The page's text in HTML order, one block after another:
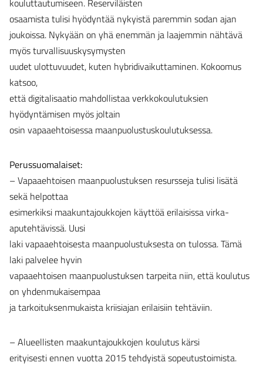
kouluttautumiseen. Reserviläisten
osaamista tulisi hyödyntää nykyistä paremmin sodan ajan
joukoissa. Nykyään on yhä enemmän ja laajemmin nähtävä
myös turvallisuuskysymysten
uudet ulottuvuudet, kuten hybridivaikuttaminen. Kokoomus
katsoo,
että digitalisaatio mahdollistaa verkkokoulutuksien
hyödyntämisen myös joltain
osin vapaaehtoisessa maanpuolustuskoulutuksessa.
Perussuomalaiset:
– Vapaaehtoisen maanpuolustuksen resursseja tulisi lisätä
sekä helpottaa
esimerkiksi maakuntajoukkojen käyttöä erilaisissa virka-
aputehtävissä. Uusi
laki vapaaehtoisesta maanpuolustuksesta on tulossa. Tämä
laki palvelee hyvin
vapaaehtoisen maanpuolustuksen tarpeita niin, että koulutus
on yhdenmukaisempaa
ja tarkoituksenmukaista kriisiajan erilaisiin tehtäviin.
– Alueellisten maakuntajoukkojen koulutus kärsi
erityisesti ennen vuotta 2015 tehdyistä sopeutustoimista.